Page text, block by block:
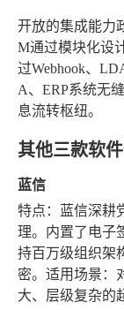
开放的集成能力
M通过模块化设
过Webhook、
A、ERP系统无
息流转枢纽。
其他三款软
蓝信
特点：蓝信深耕
理。内置了电子
持百万级组织架
密。适用场景：
大、层级复杂的